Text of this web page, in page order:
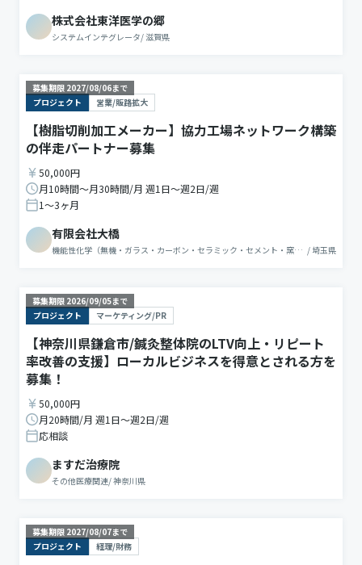
株式会社東洋医学の郷
システムインテグレータ/滋賀県
募集期限 2027/08/06まで
プロジェクト
営業/販路拡大
【樹脂切削加工メーカー】協力工場ネットワーク構築
の伴走パートナー募集
50,000円
月10時間〜月30時間/月 週1日〜週2日/週
1〜3ヶ月
有限会社大橋
機能性化学（無機・ガラス・カーボン・セラミック・セメント・窯
/埼玉県
募集期限 2026/09/05まで
プロジェクト
マーケティング/PR
【神奈川県鎌倉市/鍼灸整体院のLTV向上・リピート
率改善の支援】ローカルビジネスを得意とされる方を
募集！
50,000円
月20時間/月 週1日〜週2日/週
応相談
ますだ治療院
その他医療関連/神奈川県
募集期限 2027/08/07まで
プロジェクト
経理/財務